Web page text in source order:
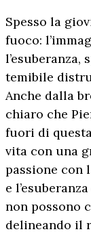
Spesso la
fuoco:
l’esuberanza,
temibile
Anche dalla
chiaro che
fuori di
vita con una
passione con
e
non possono
delineando il